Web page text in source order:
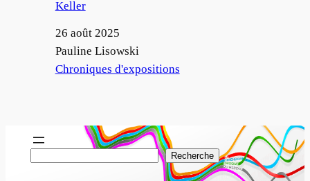
Keller
Date
26 août 2025
Auteur
Pauline Lisowski
Par rapport à
Chroniques d'expositions
Recherche